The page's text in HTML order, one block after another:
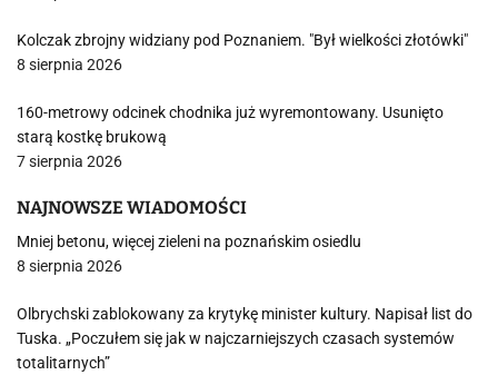
Kolczak zbrojny widziany pod Poznaniem. "Był wielkości złotówki"
8 sierpnia 2026
160-metrowy odcinek chodnika już wyremontowany. Usunięto
starą kostkę brukową
7 sierpnia 2026
NAJNOWSZE WIADOMOŚCI
Mniej betonu, więcej zieleni na poznańskim osiedlu
8 sierpnia 2026
Olbrychski zablokowany za krytykę minister kultury. Napisał list do
Tuska. „Poczułem się jak w najczarniejszych czasach systemów
totalitarnych”